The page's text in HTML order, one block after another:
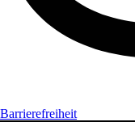
Barrierefreiheit